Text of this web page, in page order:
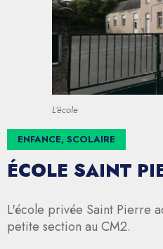
L’école
ENFANCE, SCOLAIRE
ÉCOLE SAINT
L'école privée Saint Pierre
petite section au CM2.